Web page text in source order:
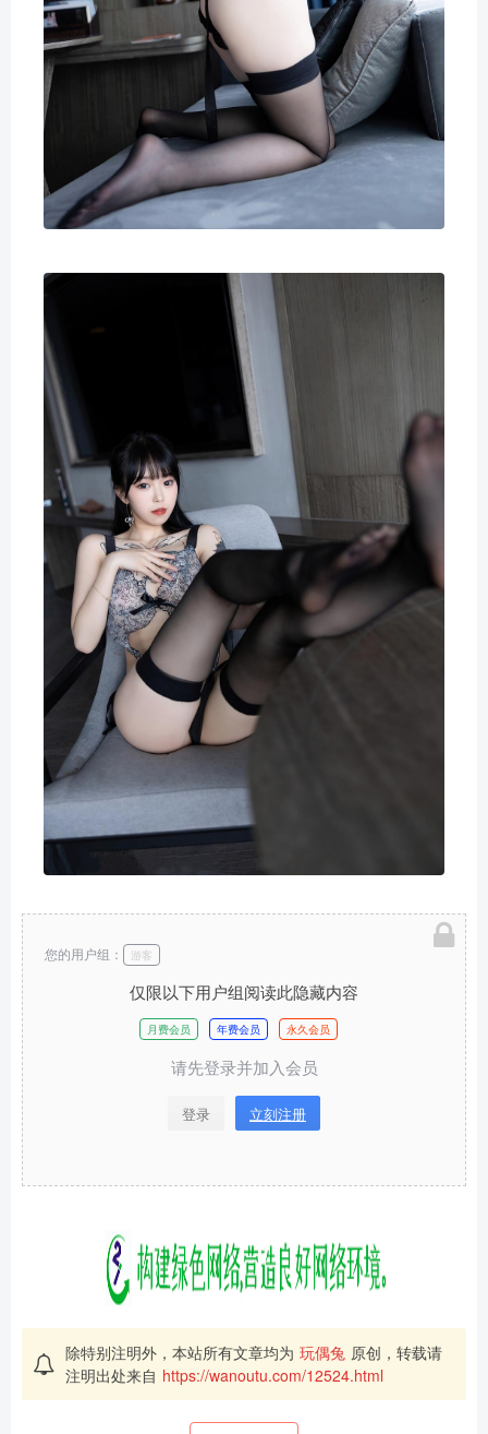
仅限以下用户组阅读此隐藏内容
月费会员 年费会员 永久会员
请先登录并加入会员
登录 立刻注册
您的用户组： 游客
除特别注明外，本站所有文章均为 玩偶兔 原创，转载请
注明出处来自 https://wanoutu.com/12524.html